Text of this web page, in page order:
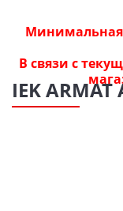
Минимальная
В связи с
IEK